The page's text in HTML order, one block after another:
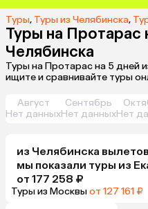
Туры, Туры из Челябинска,
Туры на Протарас
Челябинска
Туры на Протарас на 5 дней
ищите и сравнивайте туры
Август
Нет данных
Сентябрь
Нет данныхНет
из Челябинска
мы показали туры из
от 177 258 ₽
Туры из Москвыот 127 161 ₽